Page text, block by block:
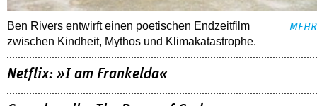
Ben Rivers entwirft einen poetischen Endzeitfilm
zwischen Kindheit, Mythos und Klimakatastrophe.
MEHR
Netflix: »I am Frankelda«